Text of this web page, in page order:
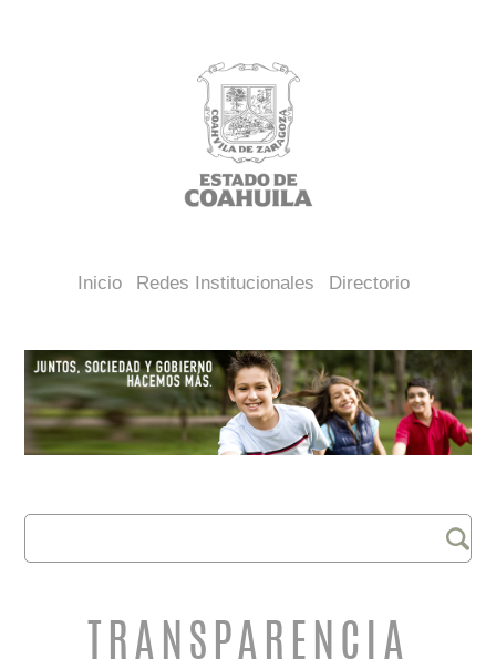
Inicio Redes Institucionales Directorio
FORMULARIO DE
BÚSQUEDA
Buscar
TRANSPARENCIA